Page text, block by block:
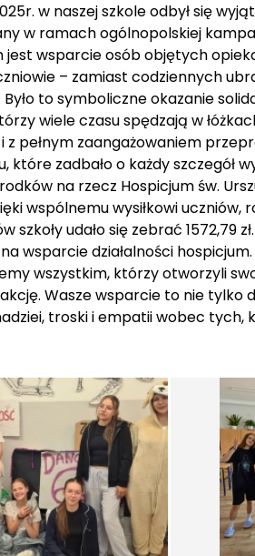
w naszej szkole odbył się
w ramach ogólnopolskiej
jest wsparcie osób objętych
– zamiast codziennych
to symboliczne okazanie
wiele czasu spędzają w
z pełnym zaangażowaniem
które zadbało o każdy szczegół
na rzecz Hospicjum św.
wspólnemu wysiłkowi uczniów,
szkoły udało się zebrać 1572,79
wsparcie działalności hospicjum.
wszystkim, którzy otworzyli
Wasze wsparcie to nie tylko
troski i empatii wobec tych,